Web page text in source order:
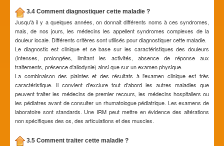
3.4 Comment diagnostiquer cette maladie ?
Jusqu'à il y a quelques années, on donnait différents noms à ces syndromes,
mais, de nos jours, les médecins les appellent syndromes complexes de la
douleur locale. Différents critères sont utilisés pour diagnostiquer cette maladie.
Le diagnostic est clinique et se base sur les caractéristiques des douleurs
(intenses, prolongées, limitant les activités, absence de réponse aux
traitements, présence d'allodynie) ainsi que sur un examen physique.
La combinaison des plaintes et des résultats à l'examen clinique est très
caractéristique. Il convient d'exclure tout d'abord les autres maladies que
peuvent traiter les médecins de premier recours, les médecins hospitaliers ou
les pédiatres avant de consulter un rhumatologue pédiatrique. Les examens de
laboratoire sont standards. Une IRM peut mettre en évidence des altérations
non spécifiques des os, des articulations et des muscles.
3.5 Comment traiter cette maladie ?